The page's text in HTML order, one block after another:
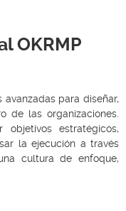
OKRMP
para diseñar,
de las organizaciones.
estratégicos,
la ejecución a través
cultura de enfoque,